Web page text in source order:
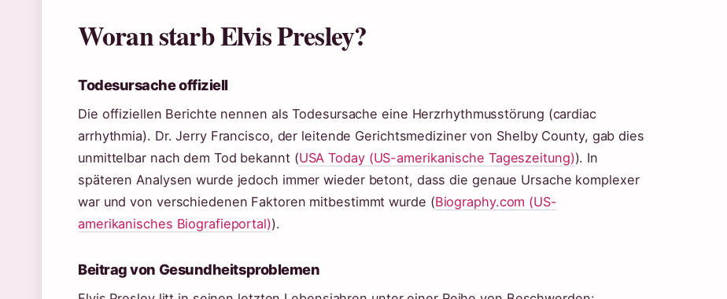
Woran starb Elvis Presley?
Todesursache offiziell
Die offiziellen Berichte nennen als Todesursache eine Herzrhythmusstörung (cardiac
arrhythmia). Dr. Jerry Francisco, der leitende Gerichtsmediziner von Shelby County, gab dies
unmittelbar nach dem Tod bekannt (USA Today (US-amerikanische Tageszeitung)). In
späteren Analysen wurde jedoch immer wieder betont, dass die genaue Ursache komplexer
war und von verschiedenen Faktoren mitbestimmt wurde (Biography.com (US-
amerikanisches Biografieportal)).
Beitrag von Gesundheitsproblemen